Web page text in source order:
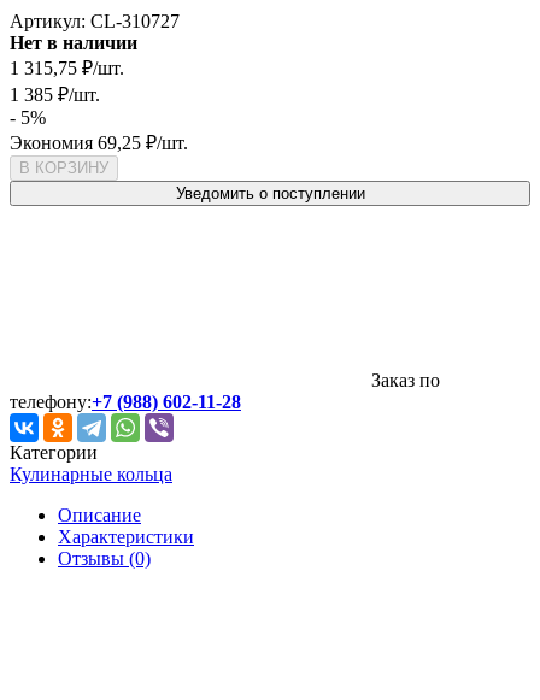
Артикул: CL-310727
Нет в наличии
1 315,75 ₽/шт.
1 385 ₽/шт.
- 5%
Экономия 69,25 ₽/шт.
В КОРЗИНУ
Уведомить о поступлении
Заказ по
телефону:+7 (988) 602-11-28
Категории
Кулинарные кольца
Описание
Характеристики
Отзывы (0)